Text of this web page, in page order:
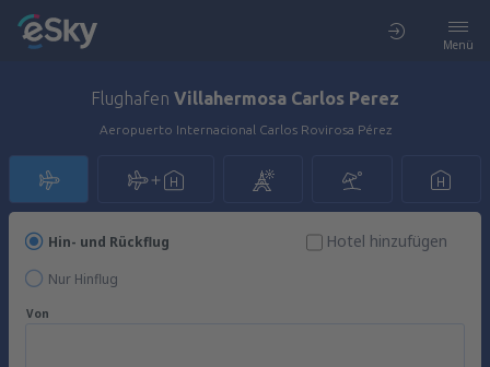
Menü
Flughafen Villahermosa Carlos Perez
Aeropuerto Internacional Carlos Rovirosa Pérez
Hin- und Rückflug
Nur Hinflug
Hotel hinzufügen
Von